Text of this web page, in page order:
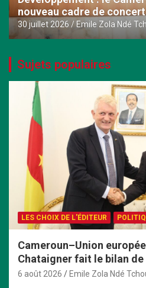
nouveau cadre de
la coopération avec ses
30 juillet 2026 Emile Zola Ndé
Sujets populaires
LES CHOIX DE L'ÉDITEUR
Cameroun–Union
Chataigner fait le bilan
son départ
6 août 2026 Emile Zola Ndé